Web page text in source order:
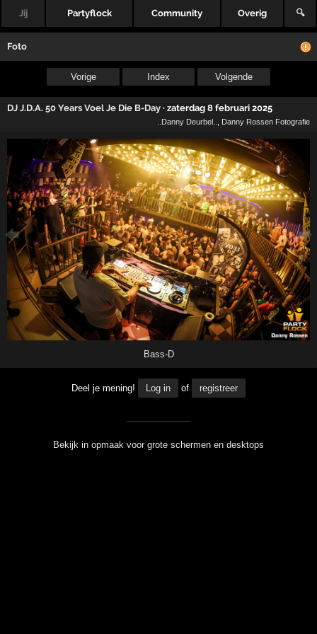
Jij Partyflock Community Overig 🔍
Foto
Vorige Index Volgende
DJ J.D.A. 50 Years Voel Je Die B-Day ·zaterdag 8 februari 2025
..Danny Deurbel.. Danny Rossen Fotografie
Bass-D
Deel je mening! Log in of registreer
Bekijk in opmaak voor grote schermen en desktops